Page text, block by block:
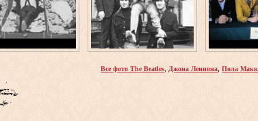
Все фото The Beatles, Джона Леннона, Пола